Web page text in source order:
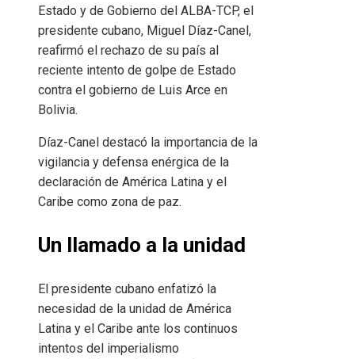
Estado y de Gobierno del ALBA-TCP, el
presidente cubano, Miguel Díaz-Canel,
reafirmó el rechazo de su país al
reciente intento de golpe de Estado
contra el gobierno de Luis Arce en
Bolivia.
Díaz-Canel destacó la importancia de la
vigilancia y defensa enérgica de la
declaración de América Latina y el
Caribe como zona de paz.
Un llamado a la unidad
El presidente cubano enfatizó la
necesidad de la unidad de América
Latina y el Caribe ante los continuos
intentos del imperialismo